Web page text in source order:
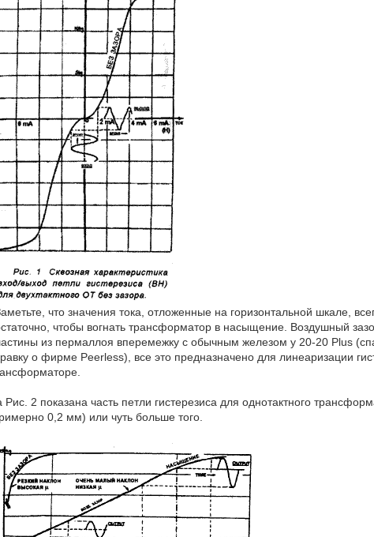
что значения тока, отложенные на горизонтальной шкале,
чтобы вогнать трансформатор в насыщение. Воздушный
из пермаллоя вперемежку с обычным железом у 20-20 Plus
о фирме Peerless), все это предназначено для линеаризации
Рис. 2 показана часть петли гистерезиса для однотактного
0,2 мм) или чуть больше того.